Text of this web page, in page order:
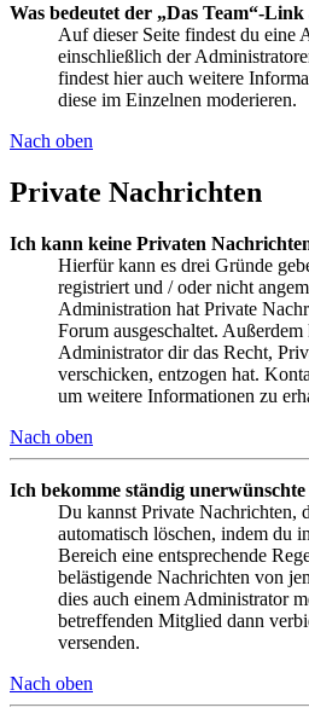
Was bedeutet der „Das Team“-
Auf dieser Seite findest du eine
einschließlich der
findest hier auch weitere
diese im Einzelnen moderieren.
Nach oben
Private Nachrichten
Ich kann keine Privaten
Hierfür kann es drei Gründe
registriert und / oder nicht
Administration hat Private
Forum ausgeschaltet. Außerdem
Administrator dir das Recht,
verschicken, entzogen hat.
um weitere Informationen zu
Nach oben
Ich bekomme ständig
Du kannst Private Nachrichten,
automatisch löschen, indem du
Bereich eine entsprechende
belästigende Nachrichten von
dies auch einem Administrator
betreffenden Mitglied dann
versenden.
Nach oben